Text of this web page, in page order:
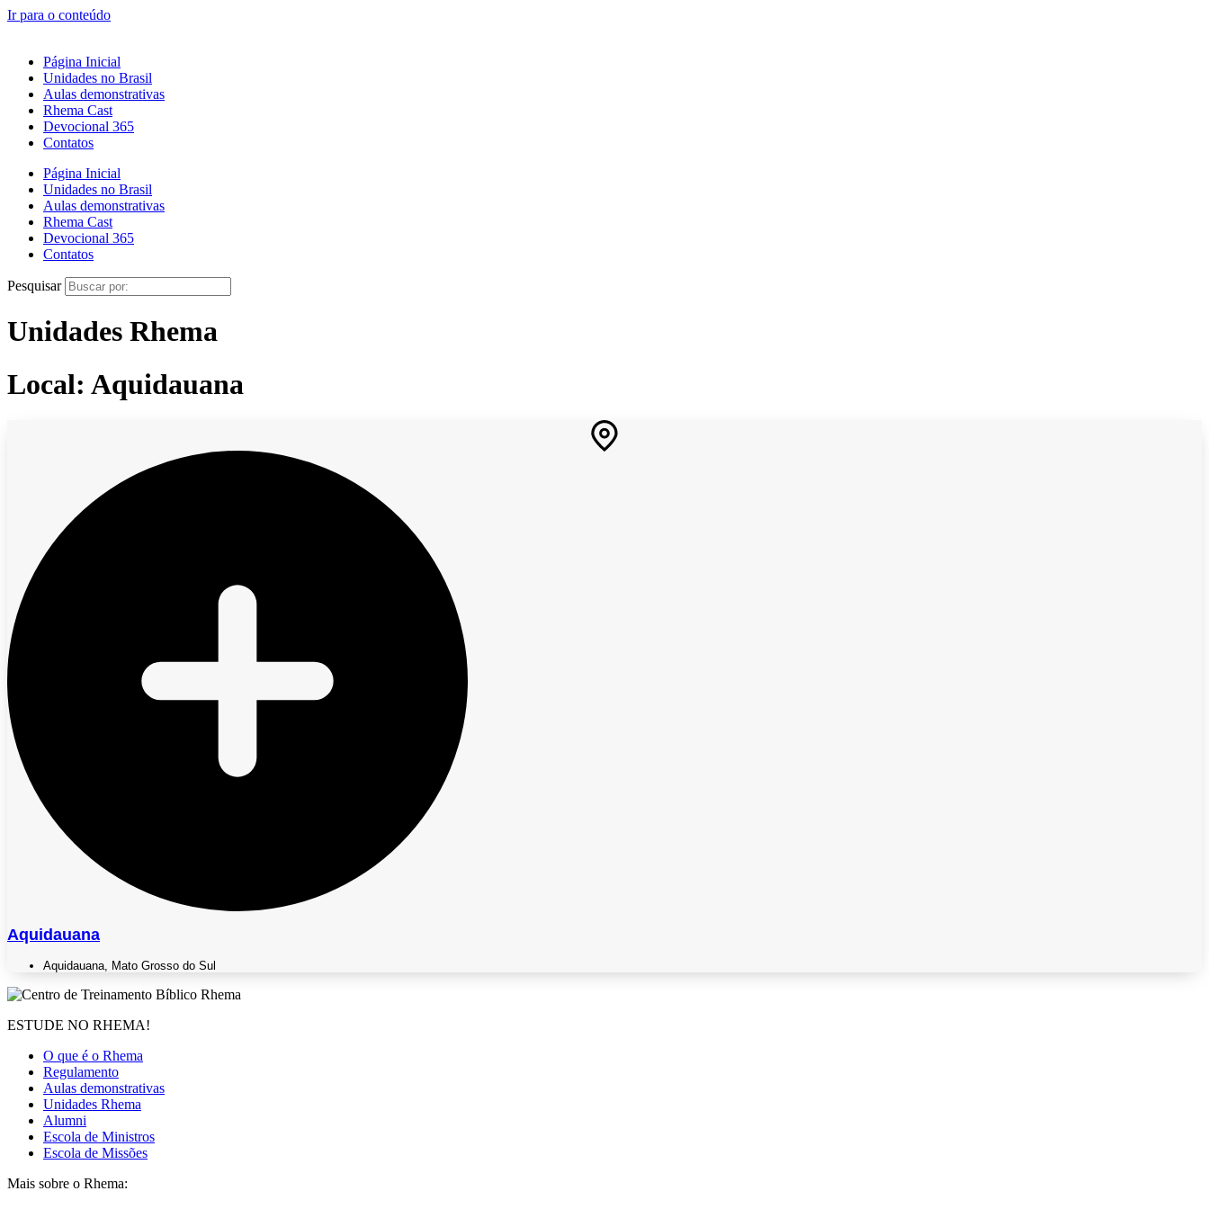
Ir para o conteúdo
Página Inicial
Unidades no Brasil
Aulas demonstrativas
Rhema Cast
Devocional 365
Contatos
Página Inicial
Unidades no Brasil
Aulas demonstrativas
Rhema Cast
Devocional 365
Contatos
Pesquisar
Unidades Rhema
Local: Aquidauana
Aquidauana
Aquidauana, Mato Grosso do Sul
ESTUDE NO RHEMA!
O que é o Rhema
Regulamento
Aulas demonstrativas
Unidades Rhema
Alumni
Escola de Ministros
Escola de Missões
Mais sobre o Rhema: